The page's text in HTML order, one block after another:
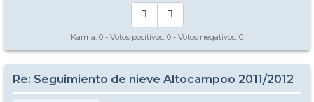
Karma: 0 - Votos positivos: 0 - Votos negativos: 0
Re: Seguimiento de nieve Altocampoo 2011/2012